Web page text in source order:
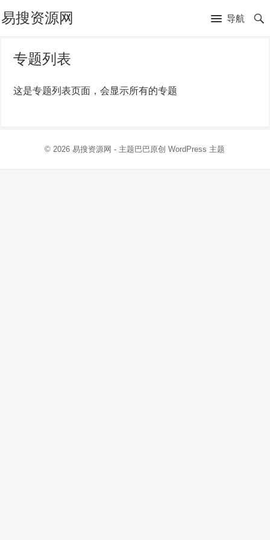
易搜资源网 导航
专题列表
这是专题列表页面，会显示所有的专题
© 2026易搜资源网 - 主题巴巴原创WordPress 主题